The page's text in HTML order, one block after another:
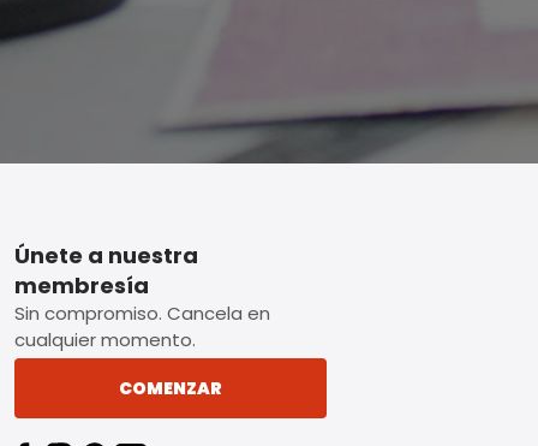
Footer
Únete a nuestra
membresía
Sin compromiso. Cancela en
cualquier momento.
COMENZAR